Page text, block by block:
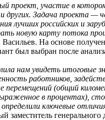
проект, участие в
и других. Задача проекта —
лучших российских и
новую карту потока
На основе
был выбран после
нам увидеть итоговые
работников,
перемещений (общий
в процентах),
ключевые
заместитель